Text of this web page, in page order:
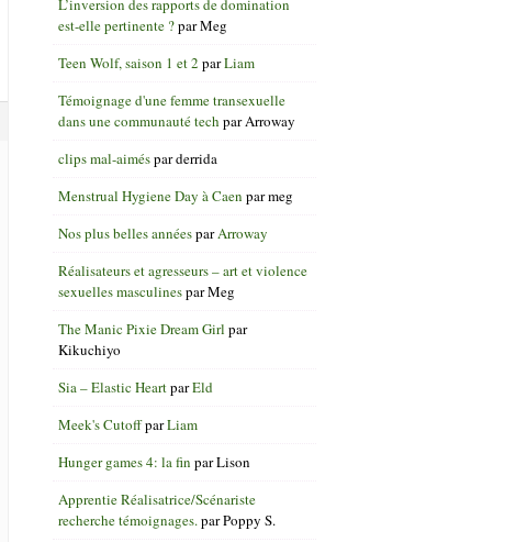
est-elle pertinente ?parMeg
Teen Wolf, saison 1 et 2 parLiam
Témoignage d'une femme transexuelle
dans une communauté tech parArroway
clips mal-aimésparderrida
Menstrual Hygiene Day à Caen parmeg
Nos plus belles annéesparArroway
Réalisateurs et agresseurs – art et violence
sexuelles masculinesparMeg
The Manic Pixie Dream Girl par
Kikuchiyo
Sia – Elastic HeartparEld
Meek's CutoffparLiam
Hunger games 4: la fin parLison
Apprentie Réalisatrice/Scénariste
recherche témoignages. parPoppy S.